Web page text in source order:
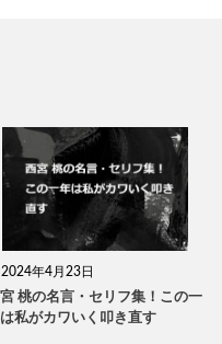
2024年4月23日
桃の名言・セリフ集！この一
私がカワいく叩き直す